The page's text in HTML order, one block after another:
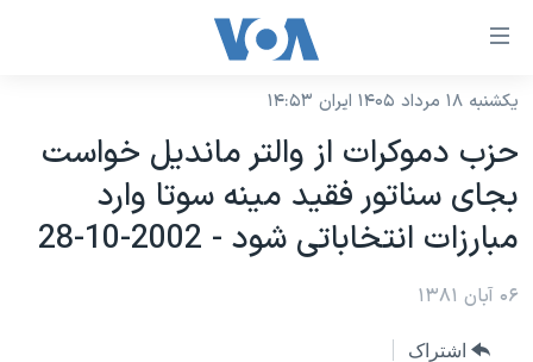
لینکهای
دسترسی
جهش
محتوای
اصلی
به
صفحه
نسخه سبک وب‌سایت
موضوع ها
ایران
آمریکا
جهان
برنامه های تلویزیونی
جدول برنامه ها
صفحه‌های ویژه
یکشنبه ۱۸ مرداد ۱۴۰۵ ایران ۱۴:۵۳
حزب دموکرات از والتر مانديل خواست
بجای سناتور فقيد مينه سوتا وارد
مبارزات انتخاباتی شود - 2002-10-28
۰۶ آبان ۱۳۸۱
اشتراک